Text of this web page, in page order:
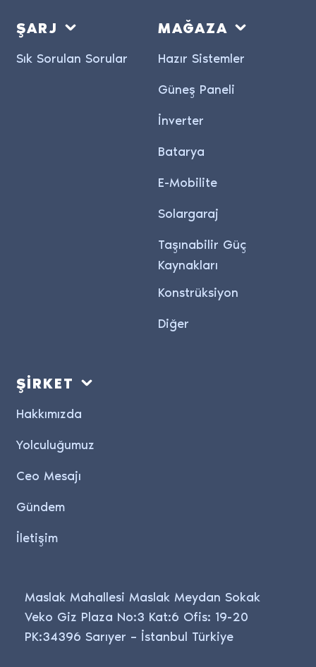
ŞARJ
Sık Sorulan Sorular
MAĞAZA
Hazır Sistemler
Güneş Paneli
İnverter
Batarya
E-Mobilite
Solargaraj
Taşınabilir Güç
Kaynakları
Konstrüksiyon
Diğer
ŞİRKET
Hakkımızda
Yolculuğumuz
Ceo Mesajı
Gündem
İletişim
Maslak Mahallesi Maslak Meydan Sokak
Veko Giz Plaza No:3 Kat:6 Ofis: 19-20
PK:34396 Sarıyer – İstanbul Türkiye